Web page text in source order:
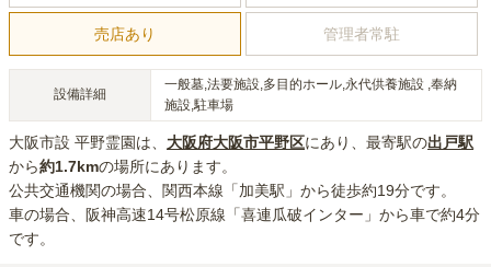
売店あり 管理者常駐
設備詳細
一般墓,法要施設,多目的ホール,永代供養施設 ,奉納
施設,駐車場
大阪市設 平野霊園は、 大阪府大阪市平野区にあり 、最寄駅の出戸駅
から約1.7kmの場所にあり ます。
公共交通機関の場合、関西本線「加美駅」から徒歩約19分です。
車の場合、阪神高速14号松原線「喜連瓜破インター」から車で約4分
です。